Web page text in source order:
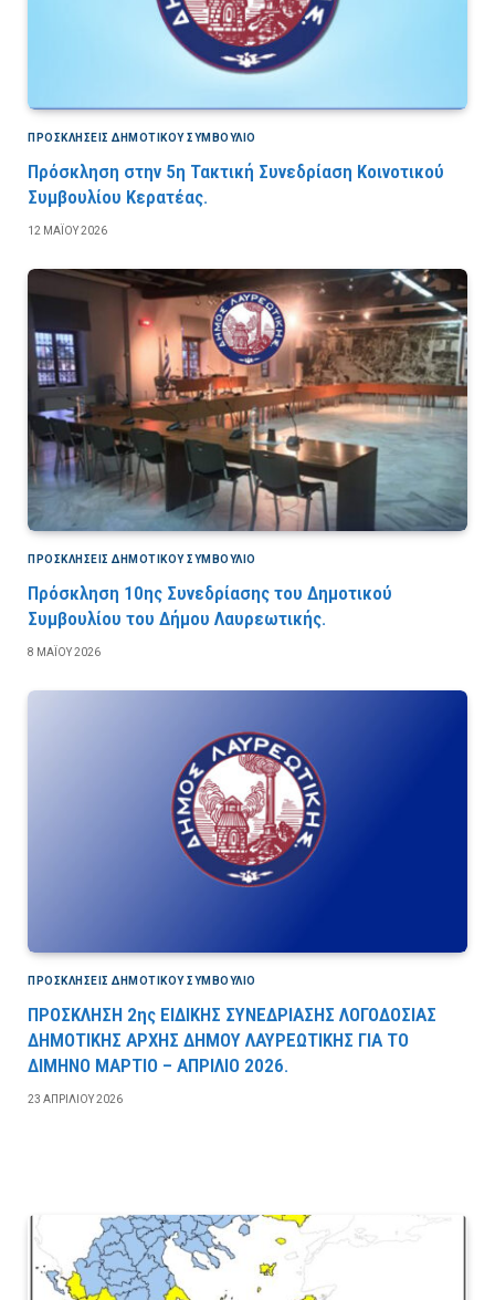
ΠΡΟΣΚΛΉΣΕΙΣ ΔΗΜΟΤΙΚΟΎ ΣΥΜΒΟΎΛΙΟ
Πρόσκληση στην 5η Τακτική Συνεδρίαση Κοινοτικού
Συμβουλίου Κερατέας.
12 ΜΑΪ́ΟΥ 2026
ΠΡΟΣΚΛΉΣΕΙΣ ΔΗΜΟΤΙΚΟΎ ΣΥΜΒΟΎΛΙΟ
Πρόσκληση 10ης Συνεδρίασης του Δημοτικού
Συμβουλίου του Δήμου Λαυρεωτικής.
8 ΜΑΪ́ΟΥ 2026
ΠΡΟΣΚΛΉΣΕΙΣ ΔΗΜΟΤΙΚΟΎ ΣΥΜΒΟΎΛΙΟ
ΠΡΟΣΚΛΗΣΗ 2ης ΕΙΔΙΚΗΣ ΣΥΝΕΔΡΙΑΣΗΣ ΛΟΓΟΔΟΣΙΑΣ
ΔΗΜΟΤΙΚΗΣ ΑΡΧΗΣ ΔΗΜΟΥ ΛΑΥΡΕΩΤΙΚΗΣ ΓΙΑ ΤΟ
ΔΙΜΗΝΟ ΜΑΡΤΙΟ – ΑΠΡΙΛΙΟ 2026.
23 ΑΠΡΙΛΊΟΥ 2026